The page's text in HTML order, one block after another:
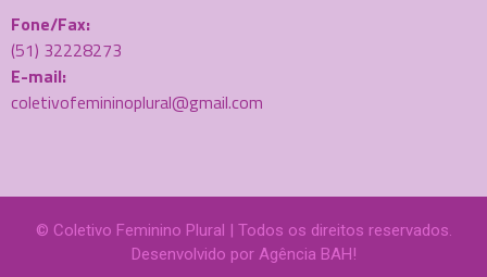
Fone/Fax:
(51) 32228273
E-mail:
coletivofemininoplural@gmail.com
© Coletivo Feminino Plural | Todos os direitos reservados.
Desenvolvido por Agência BAH!